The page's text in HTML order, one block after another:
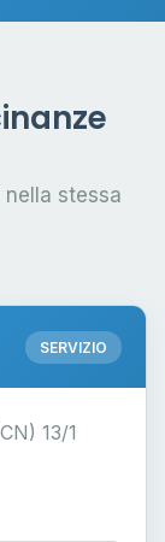
nella stessa
SERVIZIO
13/1